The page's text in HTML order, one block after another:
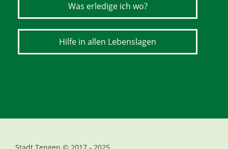
Was erledige ich wo?
Hilfe in allen Lebenslagen